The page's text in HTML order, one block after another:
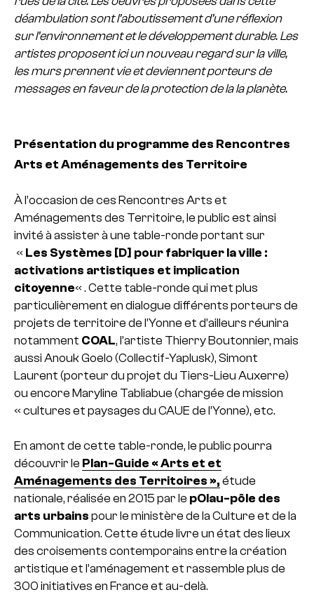
déambulation sont l’aboutissement d’une réflexion
sur l’environnement et le développement durable. Les
artistes proposent ici un nouveau regard sur la ville,
les murs prennent vie et deviennent porteurs de
messages en faveur de la protection de la la planète.
Présentation du programme des Rencontres
Arts et Aménagements des Territoire
À l’occasion de ces Rencontres Arts et
Aménagements des Territoire, le public est ainsi
invité à assister à une table-ronde portant sur
« Les Systèmes [D] pour fabriquer la ville :
activations artistiques et implication
citoyenne« . Cette table-ronde qui met plus
particulièrement en dialogue différents porteurs de
projets de territoire de l’Yonne et d’ailleurs réunira
notamment COAL, l’artiste Thierry Boutonnier, mais
aussi Anouk Goelo (Collectif-Yaplusk), Simont
Laurent (porteur du projet du Tiers-Lieu Auxerre)
ou encore Maryline Tabliabue (chargée de mission
« cultures et paysages du CAUE de l’Yonne), etc.
En amont de cette table-ronde, le public pourra
découvrir le Plan-Guide « Arts et et
Aménagements des Territoires », étude
nationale, réalisée en 2015 par le pOlau-pôle des
arts urbains pour le ministère de la Culture et de la
Communication. Cette étude livre un état des lieux
des croisements contemporains entre la création
artistique et l’aménagement et rassemble plus de
300 initiatives en France et au-delà.